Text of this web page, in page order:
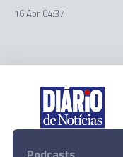
16 Abr 04:37